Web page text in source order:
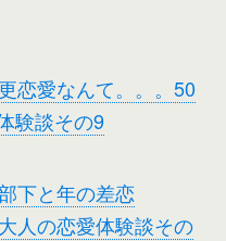
恋愛なんて。。。50
験談その9
下と年の差恋
人の恋愛体験談その